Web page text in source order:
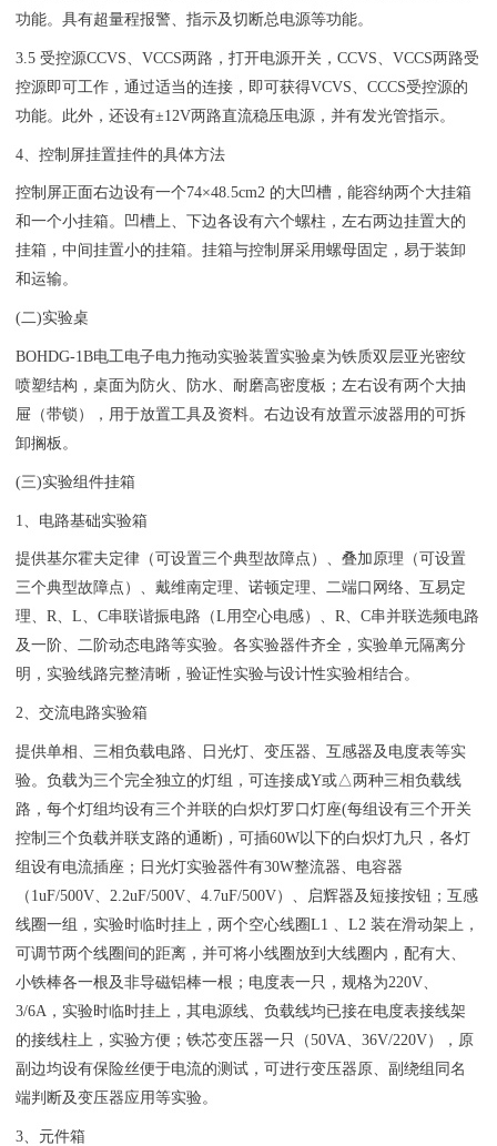
功能。具有超量程报警、指示及切断总电源等功能。
3.5 受控源CCVS、VCCS两路，打开电源开关，CCVS、VCCS两路受
控源即可工作，通过适当的连接，即可获得VCVS、CCCS受控源的
功能。此外，还设有±12V两路直流稳压电源，并有发光管指示。
4、控制屏挂置挂件的具体方法
控制屏正面右边设有一个74×48.5cm2 的大凹槽，能容纳两个大挂箱
和一个小挂箱。凹槽上、下边各设有六个螺柱，左右两边挂置大的
挂箱，中间挂置小的挂箱。挂箱与控制屏采用螺母固定，易于装卸
和运输。
(二)实验桌
BOHDG-1B电工电子电力拖动实验装置实验桌为铁质双层亚光密纹
喷塑结构，桌面为防火、防水、耐磨高密度板；左右设有两个大抽
屉（带锁），用于放置工具及资料。右边设有放置示波器用的可拆
卸搁板。
(三)实验组件挂箱
1、电路基础实验箱
提供基尔霍夫定律（可设置三个典型故障点）、叠加原理（可设置
三个典型故障点）、戴维南定理、诺顿定理、二端口网络、互易定
理、R、L、C串联谐振电路（L用空心电感）、R、C串并联选频电路
及一阶、二阶动态电路等实验。各实验器件齐全，实验单元隔离分
明，实验线路完整清晰，验证性实验与设计性实验相结合。
2、交流电路实验箱
提供单相、三相负载电路、日光灯、变压器、互感器及电度表等实
验。负载为三个完全独立的灯组，可连接成Y或△两种三相负载线
路，每个灯组均设有三个并联的白炽灯罗口灯座(每组设有三个开关
控制三个负载并联支路的通断)，可插60W以下的白炽灯九只，各灯
组设有电流插座；日光灯实验器件有30W整流器、电容器
（1uF/500V、2.2uF/500V、4.7uF/500V）、启辉器及短接按钮；互感
线圈一组，实验时临时挂上，两个空心线圈L1 、L2 装在滑动架上，
可调节两个线圈间的距离，并可将小线圈放到大线圈内，配有大、
小铁棒各一根及非导磁铝棒一根；电度表一只，规格为220V、
3/6A，实验时临时挂上，其电源线、负载线均已接在电度表接线架
的接线柱上，实验方便；铁芯变压器一只（50VA、36V/220V），原
副边均设有保险丝便于电流的测试，可进行变压器原、副绕组同名
端判断及变压器应用等实验。
3、元件箱